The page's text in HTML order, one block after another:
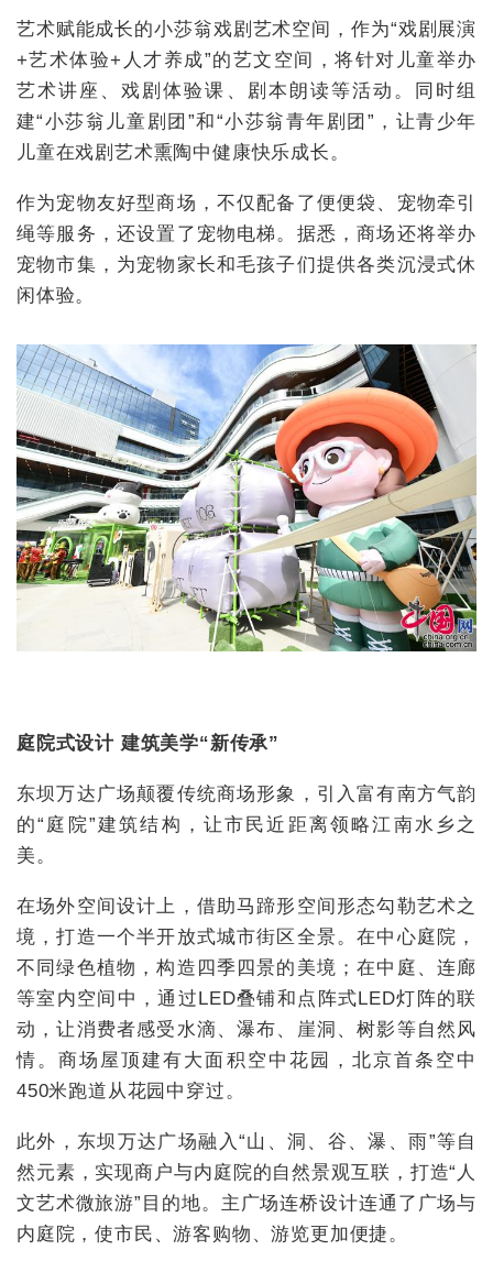
艺术赋能成长的小莎翁戏剧艺术空间，作为“戏剧展演
+艺术体验+人才养成”的艺文空间，将针对儿童举办
艺术讲座、戏剧体验课、剧本朗读等活动。同时组
建“小莎翁儿童剧团”和“小莎翁青年剧团”，让青少年
儿童在戏剧艺术熏陶中健康快乐成长。
作为宠物友好型商场，不仅配备了便便袋、宠物牵引
绳等服务，还设置了宠物电梯。据悉，商场还将举办
宠物市集，为宠物家长和毛孩子们提供各类沉浸式休
闲体验。
庭院式设计 建筑美学“新传承”
东坝万达广场颠覆传统商场形象，引入富有南方气韵
的“庭院”建筑结构，让市民近距离领略江南水乡之
美。
在场外空间设计上，借助马蹄形空间形态勾勒艺术之
境，打造一个半开放式城市街区全景。在中心庭院，
不同绿色植物，构造四季四景的美境；在中庭、连廊
等室内空间中，通过LED叠铺和点阵式LED灯阵的联
动，让消费者感受水滴、瀑布、崖洞、树影等自然风
情。商场屋顶建有大面积空中花园，北京首条空中
450米跑道从花园中穿过。
此外，东坝万达广场融入“山、洞、谷、瀑、雨”等自
然元素，实现商户与内庭院的自然景观互联，打造“人
文艺术微旅游”目的地。主广场连桥设计连通了广场与
内庭院，使市民、游客购物、游览更加便捷。